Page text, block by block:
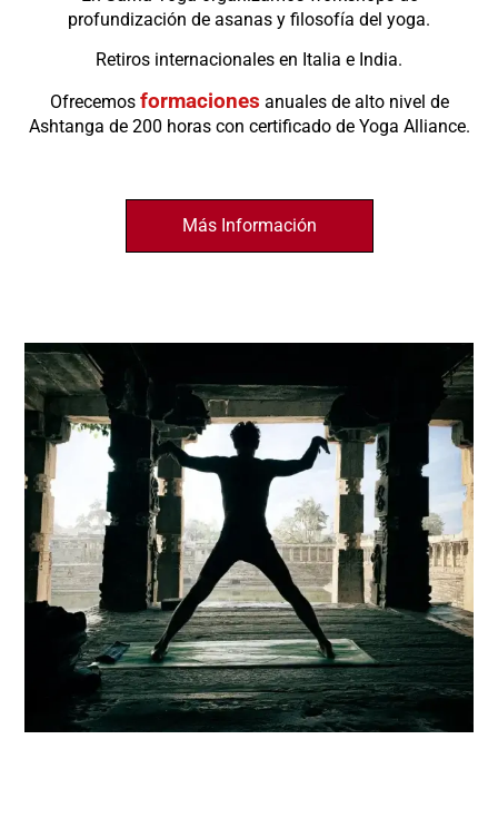
profundización de asanas y filosofía del yoga.
Retiros internacionales en Italia e India.
Ofrecemos formaciones anuales de alto nivel de
Ashtanga de 200 horas con certificado de Yoga Alliance.
Más Información